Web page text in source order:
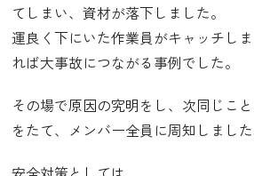
てしまい、資材が落下しました。
運良く下にいた作業員がキャッチし
れば大事故につながる事例でした。
その場で原因の究明をし、次同じこ
をたて、メンバー全員に周知しました